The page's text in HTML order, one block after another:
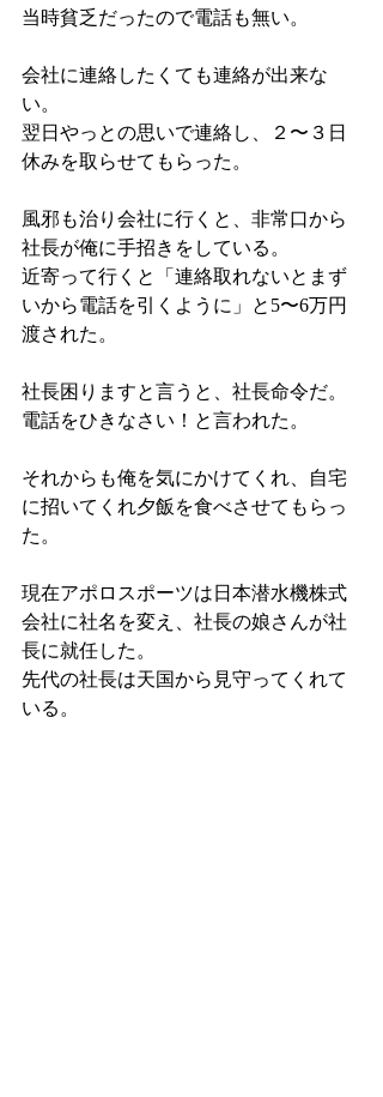
当時貧乏だったので電話も無い。
会社に連絡したくても連絡が出来な
い。
翌日やっとの思いで連絡し、２〜３日
休みを取らせてもらった。
風邪も治り会社に行くと、非常口から
社長が俺に手招きをしている。
近寄って行くと「連絡取れないとまず
いから電話を引くように」と5〜6万円
渡された。
社長困りますと言うと、社長命令だ。
電話をひきなさい！と言われた。
それからも俺を気にかけてくれ、自宅
に招いてくれ夕飯を食べさせてもらっ
た。
現在アポロスポーツは日本潜水機株式
会社に社名を変え、社長の娘さんが社
長に就任した。
先代の社長は天国から見守ってくれて
いる。